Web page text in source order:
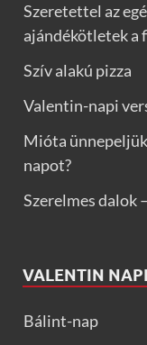
Szeretettel az
ajándékötletek a
Szív alakú pizza
Valentin-napi
Mióta
napot?
Szerelmes dalok
VALENTIN
Bálint-nap